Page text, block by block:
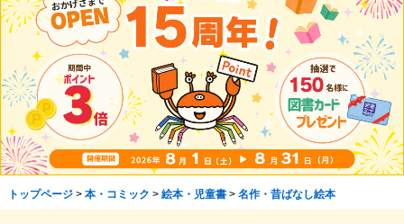
トップページ> 本・コミック > 絵本・児童書> 名作・昔ばなし絵本